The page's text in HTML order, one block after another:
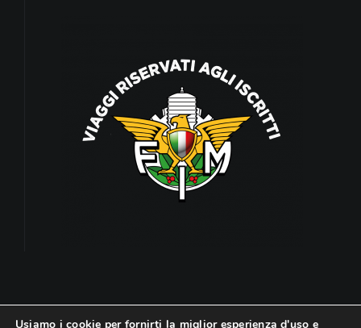
Usiamo i cookie per fornirti la miglior esperienza d'uso e